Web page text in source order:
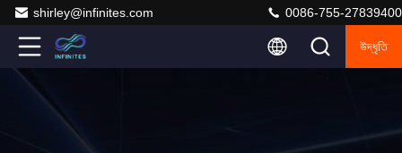
shirley@infinites.com 0086-755-27839400
উদ্ধৃতি